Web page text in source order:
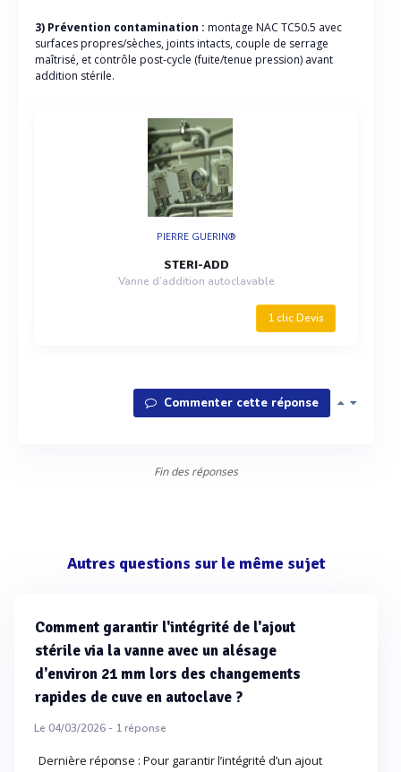
3) Prévention contamination : montage NAC TC50.5 avec
surfaces propres/sèches, joints intacts, couple de serrage
maîtrisé, et contrôle post-cycle (fuite/tenue pression) avant
addition stérile.
PIERRE GUERIN®
STERI-ADD
Vanne d’addition autoclavable
1 clic Devis
Commenter cette réponse
Fin des réponses
Autres questions sur le même sujet
Comment garantir l'intégrité de l'ajout
stérile via la vanne avec un alésage
d'environ 21 mm lors des changements
rapides de cuve en autoclave ?
Le 04/03/2026 - 1réponse
Dernière réponse : Pour garantir l’intégrité d’un ajout